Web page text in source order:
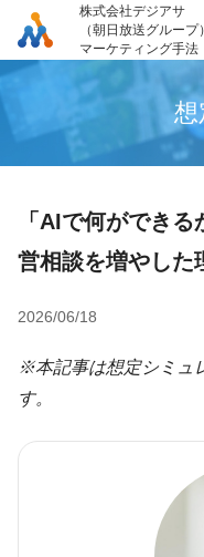
株式会社デジアサ
（朝日放送グループ
マーケティング手法
想
「AIで何ができ
営相談を増やした
2026/06/18
※本記事は想定シミュ
す。